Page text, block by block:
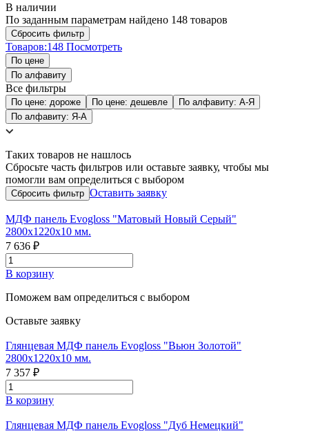
В наличии
По заданным параметрам найдено 148 товаров
Товаров:148 Посмотреть
По цене
По алфавиту
Все фильтры
По цене: дороже По цене: дешевле
По алфавиту: А-Я
По алфавиту: Я-А
Таких товаров не нашлось
Сбросьте часть фильтров или оставьте заявку, чтобы мы
помогли вам определиться с выбором
Оставить заявку
МДФ панель Evogloss "Матовый Новый Серый"
2800х1220х10 мм.
7 636 ₽
В корзину
Поможем вам определиться с выбором
Оставьте заявку
Глянцевая МДФ панель Evogloss "Вьюн Золотой"
2800х1220х10 мм.
7 357 ₽
В корзину
Глянцевая МДФ панель Evogloss "Дуб Немецкий"